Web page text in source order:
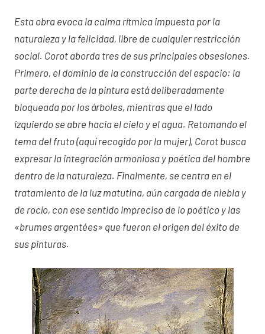
Esta obra evoca la calma rítmica impuesta por la
naturaleza y la felicidad, libre de cualquier restricción
social. Corot aborda tres de sus principales obsesiones.
Primero, el dominio de la construcción del espacio: la
parte derecha de la pintura está deliberadamente
bloqueada por los árboles, mientras que el lado
izquierdo se abre hacia el cielo y el agua. Retomando el
tema del fruto (aquí recogido por la mujer), Corot busca
expresar la integración armoniosa y poética del hombre
dentro de la naturaleza. Finalmente, se centra en el
tratamiento de la luz matutina, aún cargada de niebla y
de rocío, con ese sentido impreciso de lo poético y las
«brumes argentées» que fueron el origen del éxito de
sus pinturas.